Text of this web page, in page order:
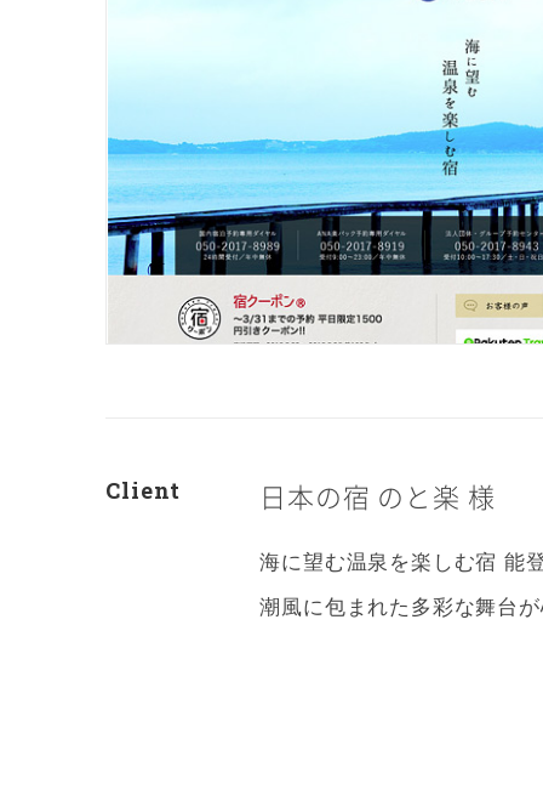
Client 日本の宿 のと楽 様
海に望む温泉を楽しむ宿 能
潮風に包まれた多彩な舞台